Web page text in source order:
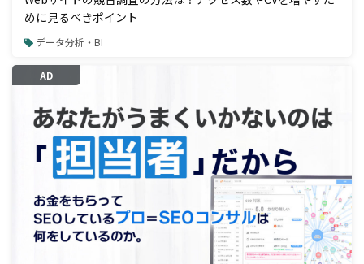
めに見るべきポイント
データ分析・BI
AD